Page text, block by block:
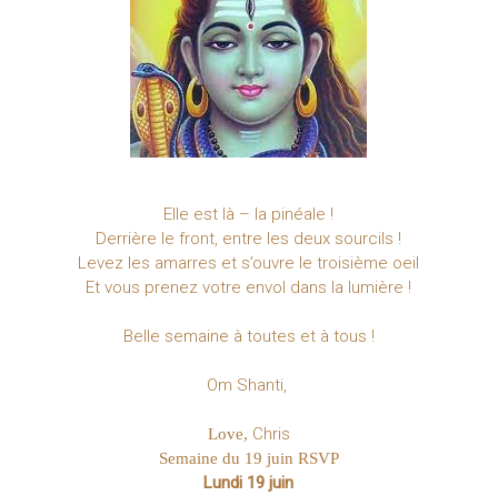
Elle est là – la pinéale !
Derrière le front, entre les deux sourcils !
Levez les amarres et s’ouvre le troisième oeil
Et vous prenez votre envol dans la lumière !
Belle semaine à toutes et à tous !
Om Shanti,
Love, Chris
Semaine du 19 juin RSVP
Lundi 19 juin